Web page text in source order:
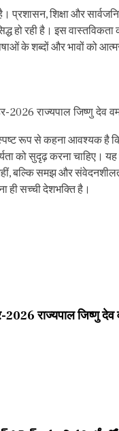
है। प्रशासन, शिक्षा और
हो रही है। इस
के शब्दों और भावों को
2026 राज्यपाल जिष्णु देव
रूप से कहना आवश्यक है
को सुदृढ़ करना चाहिए।
बल्कि समझ और
ही सच्ची देशभक्ति है।
राज्यपाल जिष्णु देव